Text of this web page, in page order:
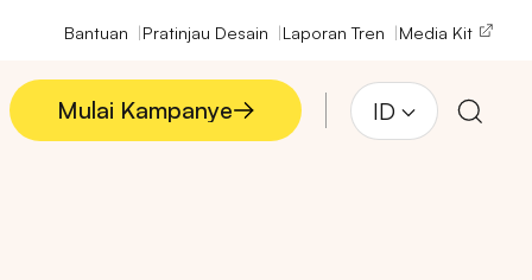
Bantuan Pratinjau Desain Laporan Tren Media Kit
Mulai Kampanye
Mulai Kampanye
ID